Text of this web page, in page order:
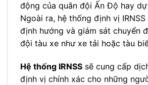
động của quân đội Ấn Độ hay
Ngoài ra, hệ thống định vị
định hướng và giám sát chuyển
đội tàu xe như xe tải hoặc tàu
Hệ thống IRNSS sẽ cung cấp
định vị chính xác cho những